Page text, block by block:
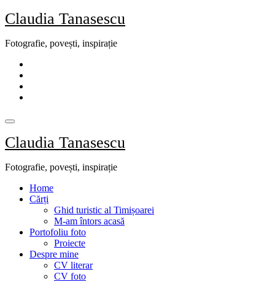
Skip
to
Claudia Tanasescu
Fotografie, povești, inspirație
Claudia Tanasescu
Fotografie, povești, inspirație
Home
Cărți
Ghid turistic al Timișoarei
M-am întors acasă
Portofoliu foto
Proiecte
Despre mine
CV literar
CV foto